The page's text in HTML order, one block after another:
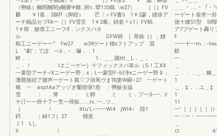
（轡絡）醐闇醐闇y醐勝Ψ雛…附τ…攣133鵜〈w27） ｛［｝FV
麟 ￥1暮．3鵜ff（脚鐙） 芒〔＞FV書5 1￥2蓼，縫疹ア
ーチ鰯品セブFA一［｝FV雪言 1￥2毒。鋳套〃c1）FV鶴
1￥韓．鯵脅工ニーフif．ンクスバネ
ル DFW耕 ｝翠絡｛｝，鰭
鞍工ニーゲー一“ Fw27 w39ゲート稽xフトアップ 淵
L ”劇’；てぽ へli．−．嚇．．1
畔．． 1．＿＿國ttt＿L．＿，
＿．！ lヱこ一ゲー｝十フィックスパ皐ル（S！工XX
一薯型アーチ÷Xニーゲー野：s：L一蒙型F−bl浄xニーゲー野＄；
灘罷接続ア腰声一ゲート薦▽フ掛罵ヴま鴇妻W瞬÷27 ︸ゲート
雌 一 asptAaアッヅぎ饗鐙塀1愈 ：轡鰺去協
雪 ： ．博 ・ ミ騨 ミ ミ．プ一3−一…ド
十汀一一癌十了一烹一掃振………rv…一…ツ…
｛ ！ lttu’L−一一Wi4 jWl4÷ 陸1
鍔 ；鋳1フ｝27 憾羨
ミ1 Lし
ll ！
＿＿・……・「
ーゲート壷求一
徳十纏51型 58
ア7ブゲート轟リ
F モ＿
一一十一m．
醇 i
一．
＿．．．＿．幽＿
1 ま
＿．‡
1
11 t
一’［［［［［
一・一・
ロ